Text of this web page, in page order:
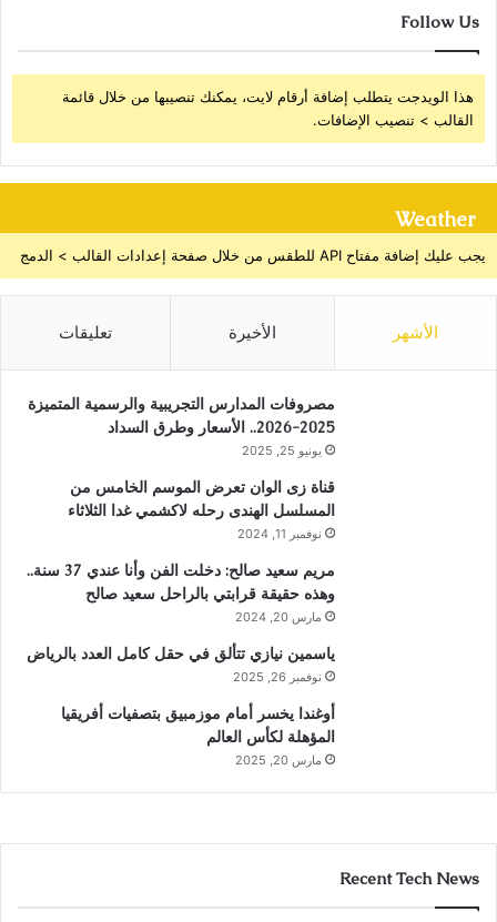
Follow Us
هذا الويدجت يتطلب إضافة أرقام لايت، يمكنك تنصيبها من خلال قائمة
القالب > تنصيب الإضافات.
Weather
يجب عليك إضافة مفتاح API للطقس من خلال صفحة إعدادات القالب > الدمج
الأشهر الأخيرة تعليقات
مصروفات المدارس التجريبية والرسمية المتميزة
2025-2026.. الأسعار وطرق السداد
يونيو 25, 2025
قناة زى الوان تعرض الموسم الخامس من
المسلسل الهندى رحله لاكشمي غدا الثلاثاء
نوفمبر 11, 2024
مريم سعيد صالح: دخلت الفن وأنا عندي 37 سنة..
وهذه حقيقة قرابتي بالراحل سعيد صالح
مارس 20, 2024
ياسمين نيازي تتألق في حقل كامل العدد بالرياض
نوفمبر 26, 2025
أوغندا يخسر أمام موزمبيق بتصفيات أفريقيا
المؤهلة لكأس العالم
مارس 20, 2025
Recent Tech News